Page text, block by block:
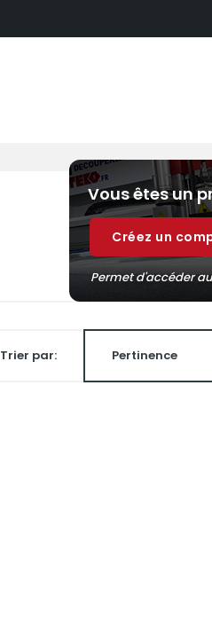
Trier par: Pertinence
Vous êtes un
Permet d'accéder
Créez un